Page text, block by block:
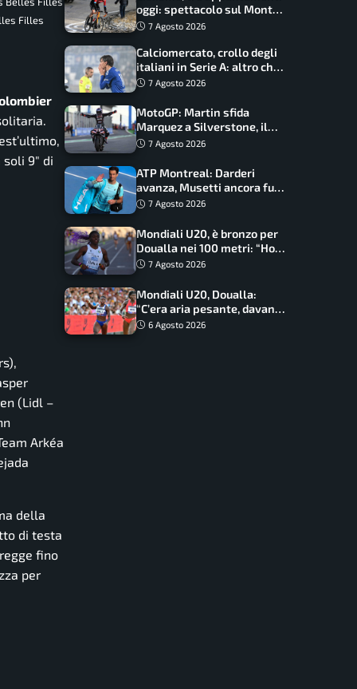
Filles
9″ di
(Lidl –
Arkéa
della
di testa
fino
per
oggi: spettacolo sul Mont
Ventoux, orari e come
7 Agosto 2026
Calciomercato, crollo degli
italiani in Serie A: altro che
svolta dopo il Mondiale
7 Agosto 2026
MotoGP: Martin sfida
Marquez a Silverstone, il
programma e gli orari
7 Agosto 2026
ATP Montreal: Darderi
avanza, Musetti ancora fuori
con Jodar
7 Agosto 2026
Mondiali U20, è bronzo per
Doualla nei 100 metri: “Ho
scacciato l’ansia”
7 Agosto 2026
Mondiali U20, Doualla:
“C’era aria pesante, davano
le mascherine! Finale? Non
6 Agosto 2026